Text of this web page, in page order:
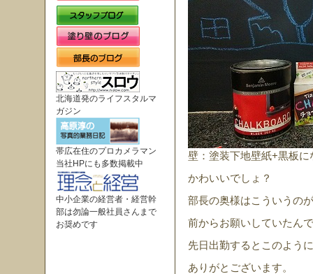
北海道発のライフスタルマ
ガジン
帯広在住のプロカメラマン
当社HPにも多数掲載中
中小企業の経営者・経営幹
部は勿論一般社員さんまで
お奨めです
壁：塗装下地壁紙+黒板に
かわいいでしょ？
部長の奥様はこういうの
前からお願いしていたん
先日出勤するとこのよう
ありがとございます。